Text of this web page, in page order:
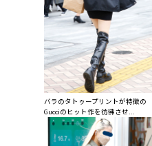
バラのタトゥープリントが特徴の
Gucciのヒット作を彷彿させ...